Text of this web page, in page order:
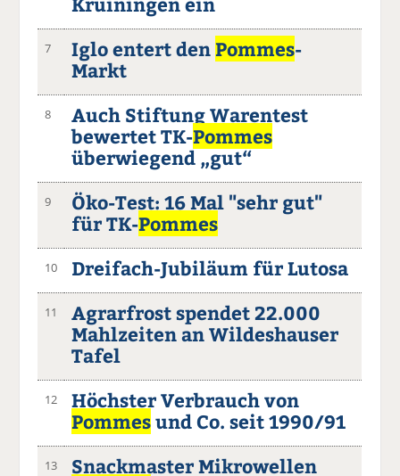
7 Iglo entert denPommes-
Markt
8
Auch Stiftung Warentest
bewertet TK-Pommes
überwiegend „gut“
9
Öko-Test: 16 Mal "sehr gut"
für TK-Pommes
10 Dreifach-Jubiläum für Lutosa
11
Agrarfrost spendet 22.000
Mahlzeiten an Wildeshauser
Tafel
12
Höchster Verbrauch von
Pommesund Co. seit 1990/91
13
Snackmaster Mikrowellen